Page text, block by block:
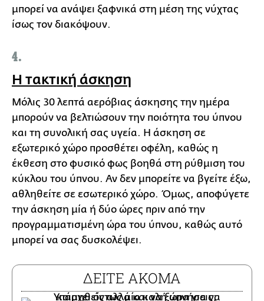
μπορεί να ανάψει ξαφνικά στη μέση της νύχτας
ίσως τον διακόψουν.
4.
Η τακτική άσκηση
Μόλις 30 λεπτά αερόβιας άσκησης την ημέρα
μπορούν να βελτιώσουν την ποιότητα του ύπνου
και τη συνολική σας υγεία. Η άσκηση σε
εξωτερικό χώρο προσθέτει οφέλη, καθώς η
έκθεση στο φυσικό φως βοηθά στη ρύθμιση του
κύκλου του ύπνου. Αν δεν μπορείτε να βγείτε έξω,
αθληθείτε σε εσωτερικό χώρο. Όμως, αποφύγετε
την άσκηση μία ή δύο ώρες πριν από την
προγραμματισμένη ώρα του ύπνου, καθώς αυτό
μπορεί να σας δυσκολέψει.
ΔΕΙΤΕ ΑΚΟΜΑ